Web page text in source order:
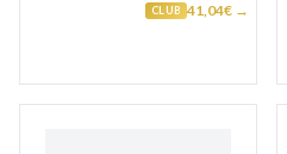
CLUB 41,04€ →